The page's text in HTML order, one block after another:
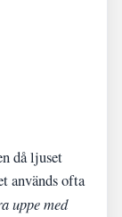
då ljuset
används ofta
uppe med